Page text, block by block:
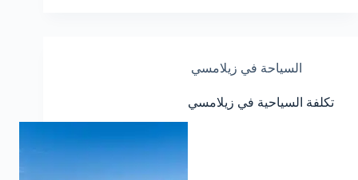
السياحة في زيلامسي
تكلفة السياحية في زيلامسي